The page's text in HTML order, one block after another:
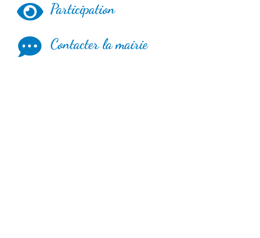
Participation
Contacter la mairie